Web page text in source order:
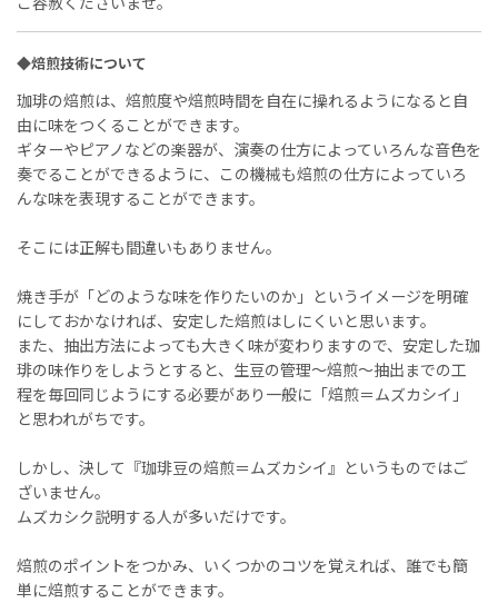
◆焙煎技術について
珈琲の焙煎は、焙煎度や焙煎時間を自在に操れるようになると自
由に味をつくることができます。
ギターやピアノなどの楽器が、演奏の仕方によっていろんな音色を
奏でることができるように、この機械も焙煎の仕方によっていろ
んな味を表現することができます。
そこには正解も間違いもありません。
焼き手が「どのような味を作りたいのか」というイメージを明確
にしておかなければ、安定した焙煎はしにくいと思います。
また、抽出方法によっても大きく味が変わりますので、安定した珈
琲の味作りをしようとすると、生豆の管理〜焙煎〜抽出までの工
程を毎回同じようにする必要があり一般に「焙煎＝ムズカシイ」
と思われがちです。
しかし、決して『珈琲豆の焙煎＝ムズカシイ』というものではご
ざいません。
ムズカシク説明する人が多いだけです。
焙煎のポイントをつかみ、いくつかのコツを覚えれば、誰でも簡
単に焙煎することができます。